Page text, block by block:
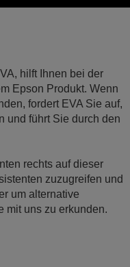
hilft Ihnen bei der
Epson Produkt. Wenn
fordert EVA Sie auf,
und führt Sie durch den
rechts auf dieser
zuzugreifen und
um alternative
mit uns zu erkunden.